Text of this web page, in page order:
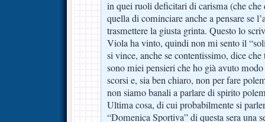
in quei ruoli deficitari di carisma (che che
quella di cominciare anche a pensare se
trasmettere la giusta grinta. Questo lo
Viola ha vinto, quindi non mi sento il
si vince, anche se contentissimo, dice
sono miei pensieri che ho già avuto
scorsi e, sia ben chiaro, non per fare
non siamo banali a parlare di spirito
Ultima cosa, di cui probabilmente si
“Domenica Sportiva” di questa sera una